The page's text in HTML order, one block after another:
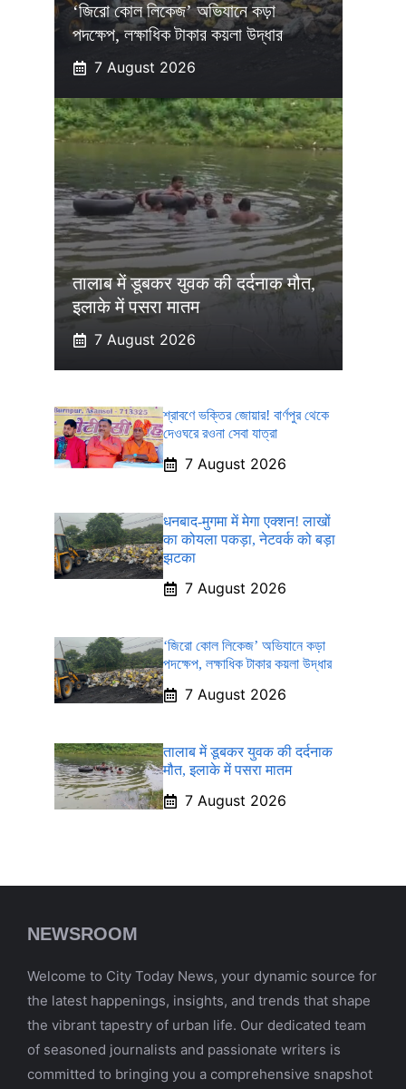
‘জিরো কোল লিকেজ’ অভিযানে কড়া
পদক্ষেপ, লক্ষাধিক টাকার কয়লা উদ্ধার
7 August 2026
तालाब में डूबकर युवक की दर्दनाक मौत,
इलाके में पसरा मातम
7 August 2026
শ্রাবণে ভক্তির জোয়ার! বার্ণপুর থেকে
দেওঘরে রওনা সেবা যাত্রা
7 August 2026
धनबाद-मुगमा में मेगा एक्शन! लाखों
का कोयला पकड़ा, नेटवर्क को बड़ा
झटका
7 August 2026
‘জিরো কোল লিকেজ’ অভিযানে কড়া
পদক্ষেপ, লক্ষাধিক টাকার কয়লা উদ্ধার
7 August 2026
तालाब में डूबकर युवक की दर्दनाक
मौत, इलाके में पसरा मातम
7 August 2026
NEWSROOM
Welcome to City Today News, your dynamic source for
the latest happenings, insights, and trends that shape
the vibrant tapestry of urban life. Our dedicated team
of seasoned journalists and passionate writers is
committed to bringing you a comprehensive snapshot